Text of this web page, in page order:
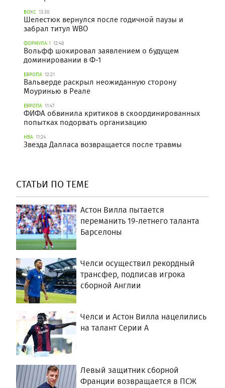
БОКС 13:30
Шелестюк вернулся после годичной паузы и
забрал титул WBO
ФОРМУЛА 1 12:48
Вольфф шокировал заявлением о будущем
доминировании в Ф-1
ЕВРОПА 12:21
Вальверде раскрыл неожиданную сторону
Моуринью в Реале
ЕВРОПА 11:47
ФИФА обвинила критиков в скоординированных
попытках подорвать организацию
НБА 11:24
Звезда Далласа возвращается после травмы
СТАТЬИ ПО ТЕМЕ
Астон Вилла пытается
переманить 19-летнего таланта
Барселоны
Челси осуществил рекордный
трансфер, подписав игрока
сборной Англии
Челси и Астон Вилла нацелились
на талант Серии А
Левый защитник сборной
Франции возвращается в ПСЖ